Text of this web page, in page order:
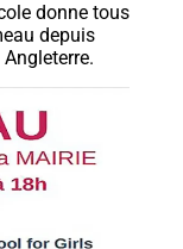
donne tous
depuis